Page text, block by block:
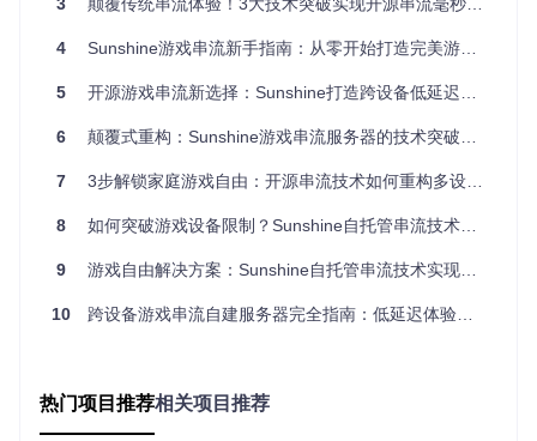
_Trending/su/Sunshine
install-service.bat
ub dev.lizardbyte.app.Sunshine
tial cmake libssl-dev libavcodec-dev
首次访问Web控制台时，系统会生成随机管理员凭证，建议立
2.2 客户端连接
4 Sunshine游戏串流新手指南：从零开始打造完美游戏体验
5 开源游戏串流新选择：Sunshine打造跨设备低延迟游戏体验
6 颠覆式重构：Sunshine游戏串流服务器的技术突破与场景革命
7 3步解锁家庭游戏自由：开源串流技术如何重构多设备娱乐体验
8 如何突破游戏设备限制？Sunshine自托管串流技术实现全场景游戏自由
9 游戏自由解决方案：Sunshine自托管串流技术实现跨设备无缝体验
10 跨设备游戏串流自建服务器完全指南：低延迟体验从原理到实战
热门项目推荐相关项目推荐